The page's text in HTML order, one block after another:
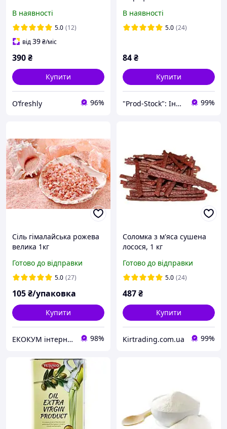
В наявності
5.0 (12)
від39₴/міс
390₴
Купити
O’freshly 96%
В наявності
5.0 (24)
84₴
Купити
"Prod-Stock": Інтернет-магазин продуктів харчування та господарчих товарів 99%
Сіль гімалайська рожева
велика 1кг
Готово до відправки
5.0 (27)
105₴/упаковка
Купити
ЕКОКУМ інтернет магазин 98%
Соломка з м'яса сушена
лосося, 1 кг
Готово до відправки
5.0 (24)
487₴
Купити
Kirtrading.com.ua 99%